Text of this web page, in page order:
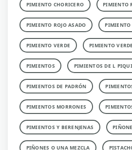
PIMIENTO CHORICERO PIMIENTO
PIMIENTO ROJO ASADO PIMIENTO
PIMIENTO VERDE PIMIENTO
PIMIENTOS PIMIENTOS DE L
PIMIENTOS DE PADRÓN
PIMIENTOS MORRONES
PIMIENTOS Y BERENJENAS
PIÑONES O UNA MEZCLA